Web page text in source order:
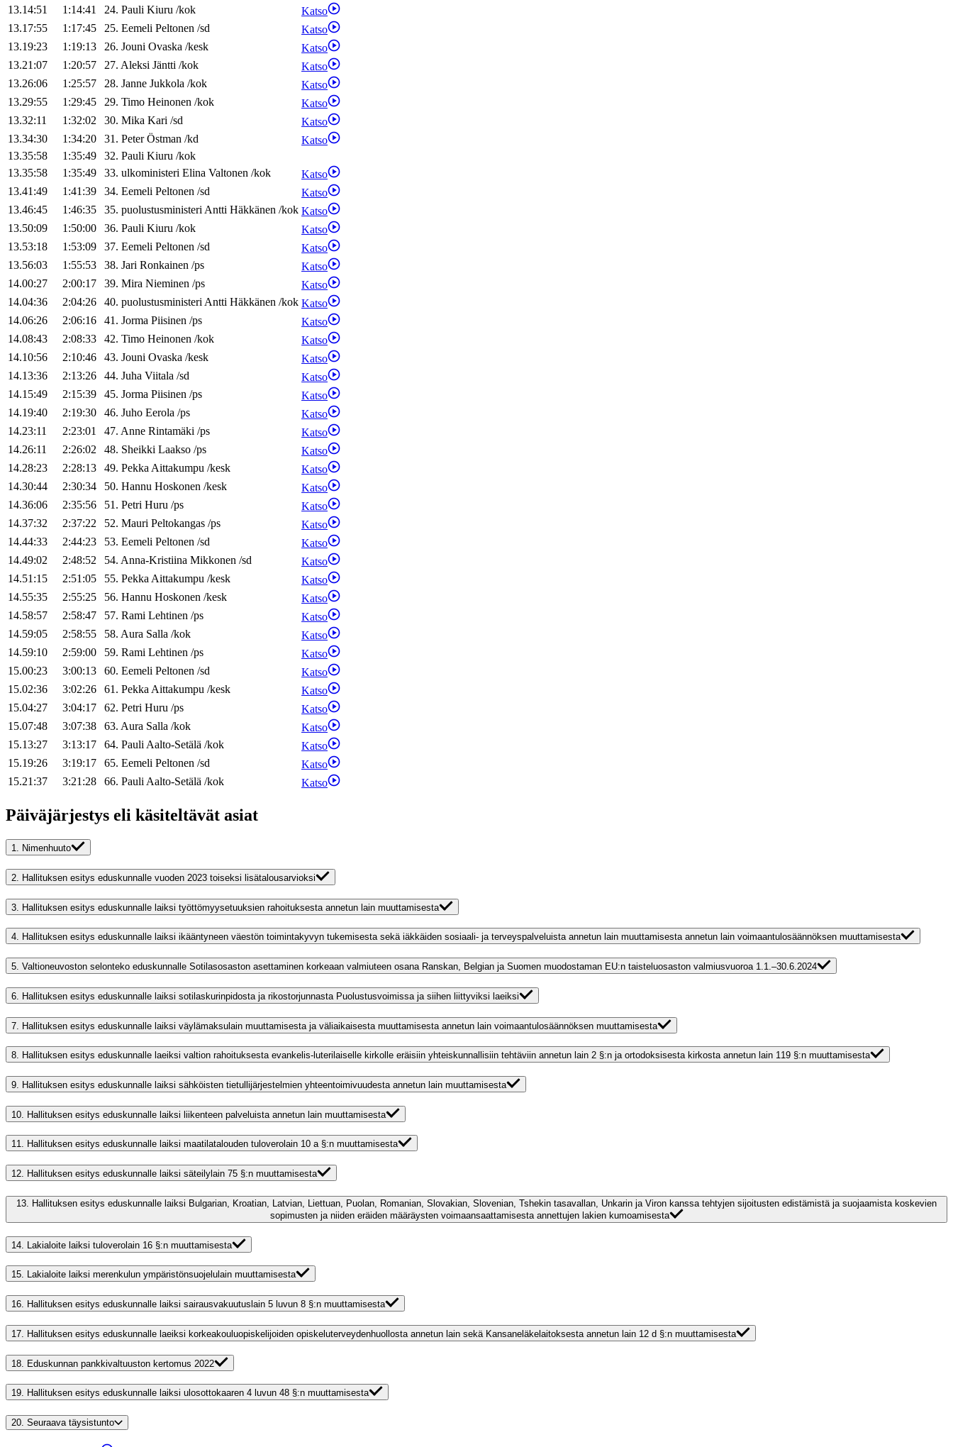
13.14:51
1:14:41 24. Pauli Kiuru /kok
Katso
13.17:55
1:17:45 25. Eemeli Peltonen /sd
Katso
13.19:23
1:19:13 26. Jouni Ovaska /kesk
Katso
13.21:07
1:20:57 27. Aleksi Jäntti /kok
Katso
13.26:06
1:25:57 28. Janne Jukkola /kok
Katso
13.29:55
1:29:45 29. Timo Heinonen /kok
Katso
13.32:11
1:32:02 30. Mika Kari /sd
Katso
13.34:30
1:34:20 31. Peter Östman /kd
Katso
13.35:58
1:35:49 32. Pauli Kiuru /kok
13.35:58
1:35:49 33. ulkoministeri Elina Valtonen /kok
Katso
13.41:49
1:41:39 34. Eemeli Peltonen /sd
Katso
13.46:45
1:46:35 35. puolustusministeriAntti Häkkänen /kok Katso
13.50:09
1:50:00 36. Pauli Kiuru /kok
Katso
13.53:18
1:53:09 37. Eemeli Peltonen /sd
Katso
13.56:03
1:55:53 38. Jari Ronkainen /ps
Katso
14.00:27
2:00:17 39. Mira Nieminen /ps
Katso
14.04:36
2:04:26 40. puolustusministeriAntti Häkkänen /kok Katso
14.06:26
2:06:16 41. Jorma Piisinen /ps
Katso
14.08:43
2:08:33 42. Timo Heinonen /kok
Katso
14.10:56
2:10:46 43. Jouni Ovaska /kesk
Katso
14.13:36
2:13:26 44. Juha Viitala /sd
Katso
14.15:49
2:15:39 45. Jorma Piisinen /ps
Katso
14.19:40
2:19:30 46. Juho Eerola /ps
Katso
14.23:11
2:23:01 47. Anne Rintamäki /ps
Katso
14.26:11
2:26:02 48. Sheikki Laakso /ps
Katso
14.28:23
2:28:13 49. PekkaAittakumpu /kesk
Katso
14.30:44
2:30:34 50. Hannu Hoskonen /kesk
Katso
14.36:06
2:35:56 51. Petri Huru /ps
Katso
14.37:32
2:37:22 52. Mauri Peltokangas /ps
Katso
14.44:33
2:44:23 53. Eemeli Peltonen /sd
Katso
14.49:02
2:48:52 54. Anna-Kristiina Mikkonen /sd
Katso
14.51:15
2:51:05 55. PekkaAittakumpu /kesk
Katso
14.55:35
2:55:25 56. Hannu Hoskonen /kesk
Katso
14.58:57
2:58:47 57. Rami Lehtinen /ps
Katso
14.59:05
2:58:55 58. Aura Salla /kok
Katso
14.59:10
2:59:00 59. Rami Lehtinen /ps
Katso
15.00:23
3:00:13 60. Eemeli Peltonen /sd
Katso
15.02:36
3:02:26 61. PekkaAittakumpu /kesk
Katso
15.04:27
3:04:17 62. Petri Huru /ps
Katso
15.07:48
3:07:38 63. Aura Salla /kok
Katso
15.13:27
3:13:17 64. PauliAalto-Setälä /kok
Katso
15.19:26
3:19:17 65. Eemeli Peltonen /sd
Katso
15.21:37
3:21:28 66. PauliAalto-Setälä /kok Katso
Päiväjärjestys eli käsiteltävät asiat
1. Nimenhuuto
2. Hallituksen esitys eduskunnalle vuoden 2023 toiseksi lisätalousarvioksi
3. Hallituksen esitys eduskunnalle laiksi työttömyysetuuksien rahoituksesta annetun lain muuttamisesta
4. Hallituksen esitys eduskunnalle laiksi ikääntyneen väestön toimintakyvyn tukemisesta sekä iäkkäiden sosiaali- ja terveyspalveluista annetun lain muuttamisesta annetun lain voimaantulosäännöksen muuttamisesta
5. Valtioneuvoston selonteko eduskunnalle Sotilasosaston asettaminen korkeaan valmiuteen osana Ranskan, Belgian ja Suomen muodostaman EU:n taisteluosaston valmiusvuoroa 1.1.–30.6.2024
6. Hallituksen esitys eduskunnalle laiksi sotilaskurinpidosta ja rikostorjunnasta Puolustusvoimissa ja siihen liittyviksi laeiksi
7. Hallituksen esitys eduskunnalle laiksi väylämaksulain muuttamisesta ja väliaikaisesta muuttamisesta annetun lain voimaantulosäännöksen muuttamisesta
8. Hallituksen esitys eduskunnalle laeiksi valtion rahoituksesta evankelis-luterilaiselle kirkolle eräisiin yhteiskunnallisiin tehtäviin annetun lain 2 §:n ja ortodoksisesta kirkosta annetun lain 119 §:n muuttamisesta
9. Hallituksen esitys eduskunnalle laiksi sähköisten tietullijärjestelmien yhteentoimivuudesta annetun lain muuttamisesta
10. Hallituksen esitys eduskunnalle laiksi liikenteen palveluista annetun lain muuttamisesta
11. Hallituksen esitys eduskunnalle laiksi maatilatalouden tuloverolain 10 a §:n muuttamisesta
12. Hallituksen esitys eduskunnalle laiksi säteilylain 75 §:n muuttamisesta
13.
Hallituksen esitys eduskunnalle laiksi Bulgarian, Kroatian, Latvian, Liettuan, Puolan, Romanian, Slovakian, Slovenian, Tshekin tasavallan, Unkarin ja Viron kanssa tehtyjen sijoitusten edistämistä ja suojaamista koskevien
sopimusten ja niiden eräiden määräysten voimaansaattamisesta annettujen lakien kumoamisesta
14. Lakialoite laiksi tuloverolain 16 §:n muuttamisesta
15. Lakialoite laiksi merenkulun ympäristönsuojelulain muuttamisesta
16. Hallituksen esitys eduskunnalle laiksi sairausvakuutuslain 5 luvun 8 §:n muuttamisesta
17. Hallituksen esitys eduskunnalle laeiksi korkeakouluopiskelijoiden opiskeluterveydenhuollosta annetun lain sekä Kansaneläkelaitoksesta annetun lain 12 d §:n muuttamisesta
18. Eduskunnan pankkivaltuuston kertomus 2022
19. Hallituksen esitys eduskunnalle laiksi ulosottokaaren 4 luvun 48 §:n muuttamisesta
20. Seuraava täysistunto